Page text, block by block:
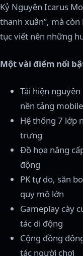
Kỷ Nguyên Icarus
thanh xuân”, mà
tục viết nên những
Một vài điểm nổi
Tái hiện
nền tảng mobile
Hệ thống 7 lớp
trưng
Đồ họa nâng
động
PK tự do, săn
quy mô lớn
Gameplay cày
tác di động
Cộng đồng
tác người chơi